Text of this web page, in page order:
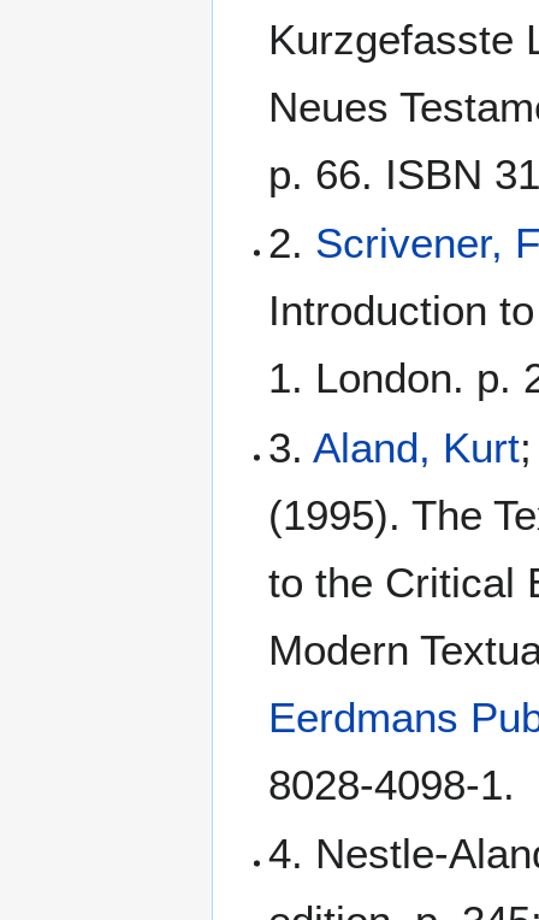
Kurzgefasste
Neues
p. 66. ISBN
2. Scrivener,
Introduction
1. London. p.
3. Aland, Kurt
(1995). The
to the Critical
Modern
Eerdmans
8028-4098-1.
4. Nestle-